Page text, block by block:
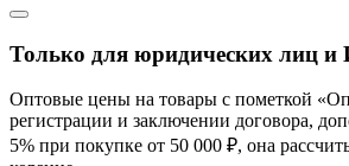
Только для юридических лиц
Оптовые цены на товары с пометкой
регистрации и заключении договора,
5% при покупке от 50 000 ₽, она